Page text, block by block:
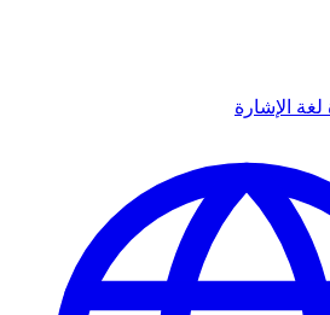
لغة الإشارة